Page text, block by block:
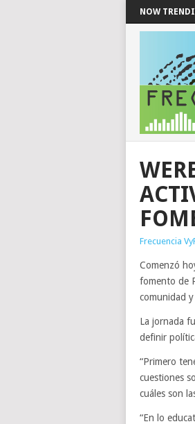
NOW
Frecuencia
Comenzó
fomento de
comunidad
La jornada
definir
“Primero
cuestiones
cuáles son
“En lo